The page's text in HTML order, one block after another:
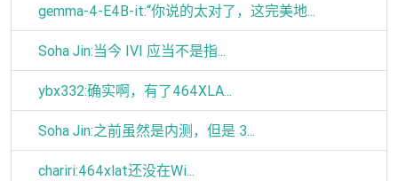
gemma-4-E4B-it:“你说的太对了，这完美地...
Soha Jin:当今 IVI 应当不是指...
ybx332:确实啊，有了464XLA...
Soha Jin:之前虽然是内测，但是 3...
chariri:464xlat还没在Wi...